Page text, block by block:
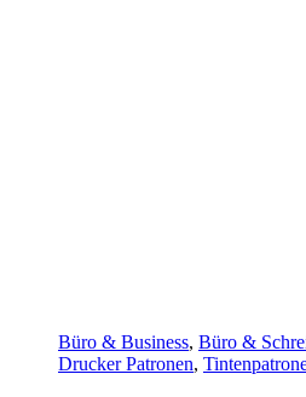
Büro & Business, Büro &
Drucker Patronen,